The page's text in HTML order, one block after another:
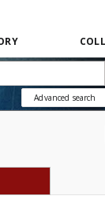
Advanced search